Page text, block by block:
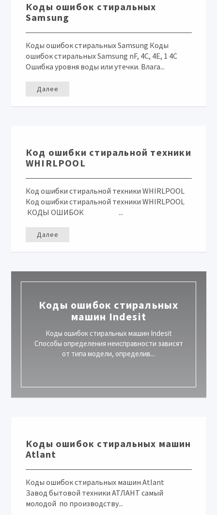
Коды ошибок стиральных
Samsung
Коды ошибок стиральных Samsung Коды
ошибок стиральных Samsung nF, 4C, 4E, 1 4C
Ошибка уровня воды или утечки. Влага...
Далее
Код ошибки стиральной техники
WHIRLPOOL
Код ошибки стиральной техники WHIRLPOOL
Код ошибки стиральной техники WHIRLPOOL
КОДЫ ОШИБОК ...
Далее
Коды ошибок стиральных
машин Indesit
Коды ошибок стиральных машин Indesit
Способы определения неисправности зависят
от типа модели, определив...
Коды ошибок стиральных машин
Atlant
Коды ошибок стиральных машин Atlant
Завод бытовой техники АТЛАНТ самый
молодой по производству...